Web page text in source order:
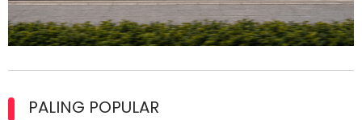
lesen separuh pertama 2026
PALING POPULAR